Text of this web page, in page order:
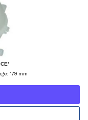
179 mm